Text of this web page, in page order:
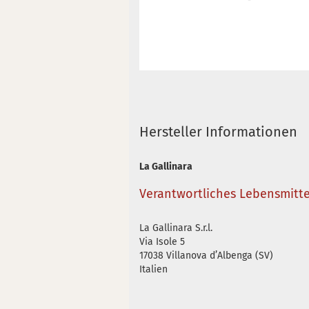
Hersteller Informationen
La Gallinara
Verantwortliches
La Gallinara S.r.l.
Via Isole 5
17038 Villanova d’Albenga (SV)
Italien